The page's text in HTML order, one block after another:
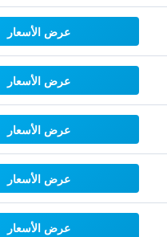
عرض الأسعار
عرض الأسعار
عرض الأسعار
عرض الأسعار
عرض الأسعار